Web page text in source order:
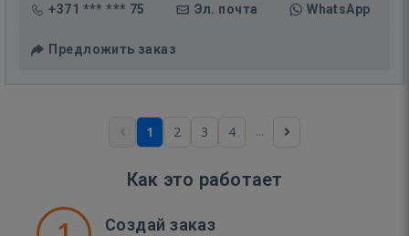
+371 *** *** 75 Эл. почта WhatsApp
Предложить заказ
1 2 3 4 ...
Как это работает
Создай заказ